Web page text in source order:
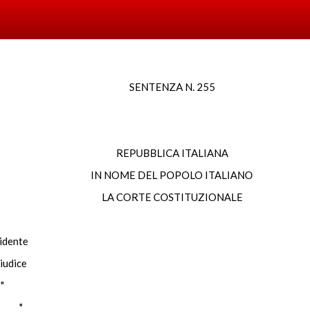
SENTENZA N. 255
REPUBBLICA ITALIANA
IN NOME DEL POPOLO ITALIANO
LA CORTE COSTITUZIONALE
"